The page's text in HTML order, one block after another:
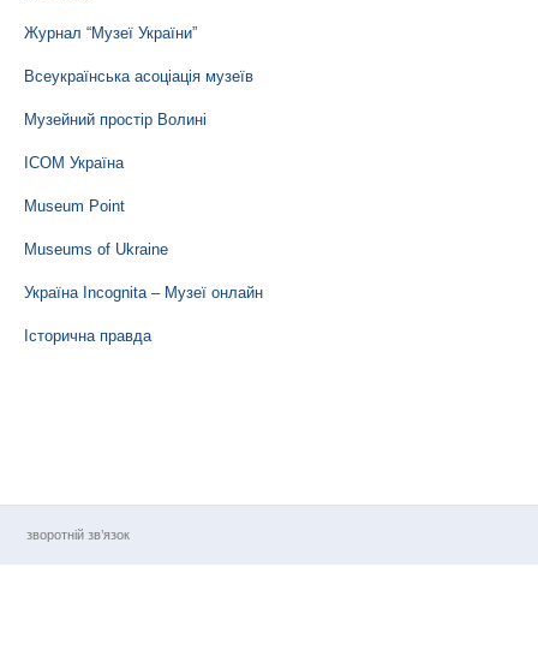
Журнал “Музеї України”
Всеукраїнська асоціація музеїв
Музейний простір Волині
ІСОМ Україна
Museum Point
Museums of Ukraine
Україна Incognita – Музеї онлайн
Історична правда
зворотній зв’язок